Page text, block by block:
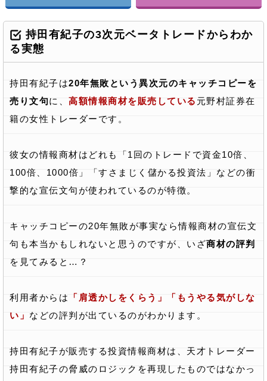
持田有紀子の3次元ベータトレードからわか
る実態
持田有紀子は20年無敗という異次元のキャッチコピーを
売り文句に、 高額情報商材を販売している 元野村証券在
籍の女性トレーダーです。
彼女の情報商材はどれも「1回のトレードで資金10倍、
100倍、1000倍」「すさまじく儲かる投資法」などの衝
撃的な宣伝文句が使われているのが特徴。
キャッチコピーの20年無敗が事実なら情報商材の宣伝文
句も本当かもしれないと思うのですが、いざ商材の評判
を見てみると…？
利用者からは 「肩透かしをくらう」「もうやる気がしな
い」 などの評判が出ているのがわかります。
持田有紀子が販売する投資情報商材は、天才トレーダー
持田有紀子の脅威のロジックを再現したものではなかっ